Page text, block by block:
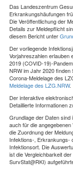
Das Landeszentrum
Erkrankungshäufungen
Die Veröffentlichung der
Details zur Meldepflicht
diesem Bericht unter
Der vorliegende
Vorjahreszahlen erlauben
2019 (COVID-19)-
NRW im Jahr 2020 finden
Corona-Meldelage des
Meldelage des LZG.NRW.
Der interaktive
Detaillierte Informationen
Grundlage der Daten sind
auch für die
die Zuordnung der
Infektions-, Erkrankungs-
Infektionsort. Die
ist die Vergleichbarkeit
SurvStat@RKI)